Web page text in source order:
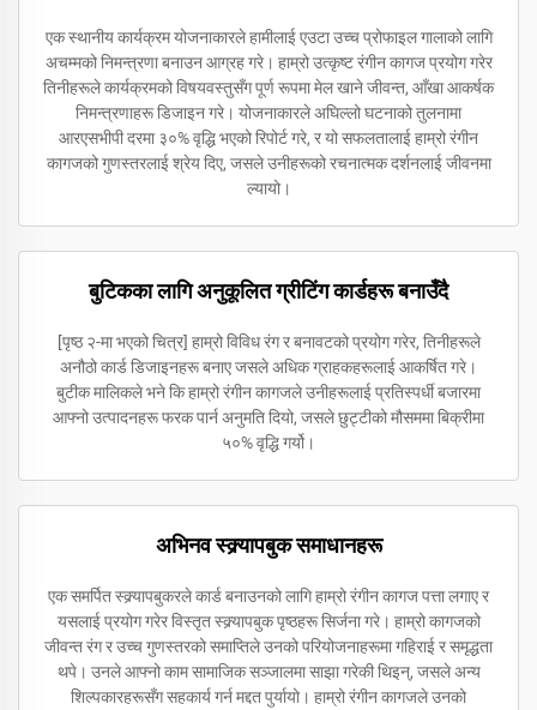
एक स्थानीय कार्यक्रम योजनाकारले हामीलाई एउटा उच्च प्रोफाइल गालाको लागि
अचम्मको निमन्त्रणा बनाउन आग्रह गरे। हाम्रो उत्कृष्ट रंगीन कागज प्रयोग गरेर
तिनीहरूले कार्यक्रमको विषयवस्तुसँग पूर्ण रूपमा मेल खाने जीवन्त, आँखा आकर्षक
निमन्त्रणाहरू डिजाइन गरे। योजनाकारले अघिल्लो घटनाको तुलनामा
आरएसभीपी दरमा ३०% वृद्धि भएको रिपोर्ट गरे, र यो सफलतालाई हाम्रो रंगीन
कागजको गुणस्तरलाई श्रेय दिए, जसले उनीहरूको रचनात्मक दर्शनलाई जीवनमा
ल्यायो।
बुटिकका लागि अनुकूलित ग्रीटिंग कार्डहरू बनाउँदै
[पृष्ठ २-मा भएको चित्र] हाम्रो विविध रंग र बनावटको प्रयोग गरेर, तिनीहरूले
अनौठो कार्ड डिजाइनहरू बनाए जसले अधिक ग्राहकहरूलाई आकर्षित गरे।
बुटीक मालिकले भने कि हाम्रो रंगीन कागजले उनीहरूलाई प्रतिस्पर्धी बजारमा
आफ्नो उत्पादनहरू फरक पार्न अनुमति दियो, जसले छुट्टीको मौसममा बिक्रीमा
५०% वृद्धि गर्यो।
अभिनव स्क्र्यापबुक समाधानहरू
एक समर्पित स्क्र्यापबुकरले कार्ड बनाउनको लागि हाम्रो रंगीन कागज पत्ता लगाए र
यसलाई प्रयोग गरेर विस्तृत स्क्र्यापबुक पृष्ठहरू सिर्जना गरे। हाम्रो कागजको
जीवन्त रंग र उच्च गुणस्तरको समाप्तिले उनको परियोजनाहरूमा गहिराई र समृद्धता
थपे। उनले आफ्नो काम सामाजिक सञ्जालमा साझा गरेकी थिइन्, जसले अन्य
शिल्पकारहरूसँग सहकार्य गर्न मद्दत पुर्यायो। हाम्रो रंगीन कागजले उनको